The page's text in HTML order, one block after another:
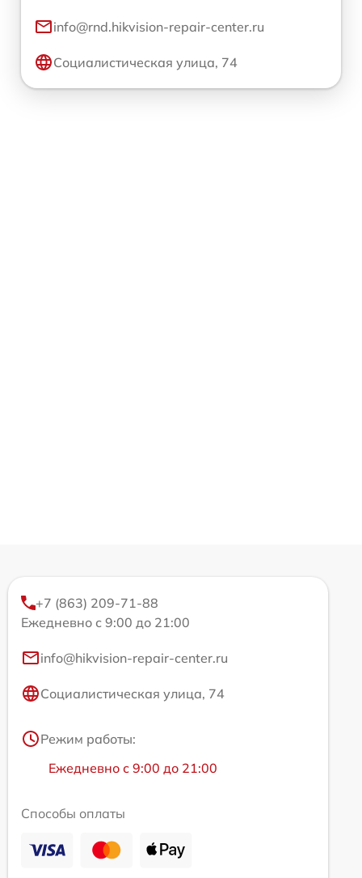
info@rnd.hikvision-repair-center.ru
Социалистическая улица, 74
+7 (863) 209-71-88
Ежедневно с 9:00 до 21:00
info@hikvision-repair-center.ru
Социалистическая улица, 74
Режим работы:
Ежедневно с 9:00 до 21:00
Способы оплаты